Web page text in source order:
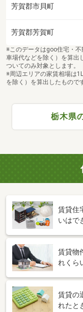
芳賀郡市貝町
芳賀郡芳賀町
※このデータはgoo住宅・
車場代などを除く）を算出
ついてのみ対象とします。
※周辺エリアの家賃相場は
を除く）を算出したもので
栃木県
賃貸住
いはで
賃貸物
れくら
賃貸の
れたと